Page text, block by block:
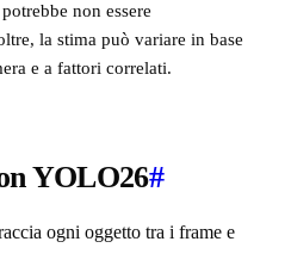
non essere
la stima può variare in base
e a fattori correlati.
YOLO26#
ogni oggetto tra i frame e